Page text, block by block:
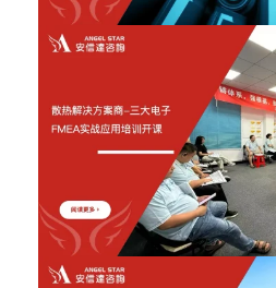
2026年6